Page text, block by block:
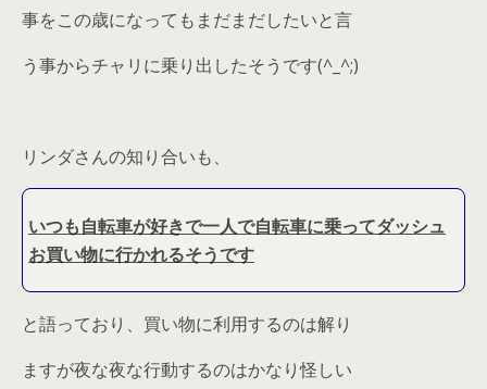
事をこの歳になってもまだまだしたいと言
う事からチャリに乗り出したそうです(^_^;)
リンダさんの知り合いも、
いつも自転車が好きで一人で自転車に乗ってダッシュ
お買い物に行かれるそうです
と語っており、買い物に利用するのは解り
ますが夜な夜な行動するのはかなり怪しい